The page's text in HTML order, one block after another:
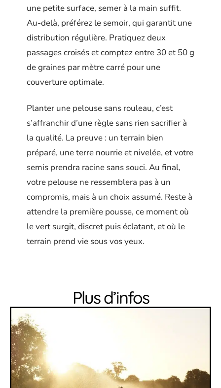
une petite surface, semer à la main suffit.
Au-delà, préférez le semoir, qui garantit une
distribution régulière. Pratiquez deux
passages croisés et comptez entre 30 et 50 g
de graines par mètre carré pour une
couverture optimale.
Planter une pelouse sans rouleau, c’est
s’affranchir d’une règle sans rien sacrifier à
la qualité. La preuve : un terrain bien
préparé, une terre nourrie et nivelée, et votre
semis prendra racine sans souci. Au final,
votre pelouse ne ressemblera pas à un
compromis, mais à un choix assumé. Reste à
attendre la première pousse, ce moment où
le vert surgit, discret puis éclatant, et où le
terrain prend vie sous vos yeux.
Plus d’infos